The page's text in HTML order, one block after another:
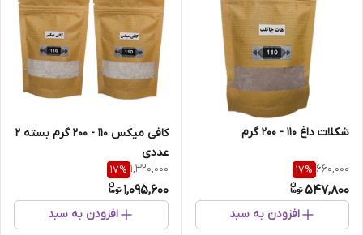
شکلات داغ 110 - 200 گرم
660,000
17%
547,800
افزودن به سبد
کافی میکس 110 - 200 گرم بسته 2
عددی
1,320,000
17%
1,095,600
افزودن به سبد